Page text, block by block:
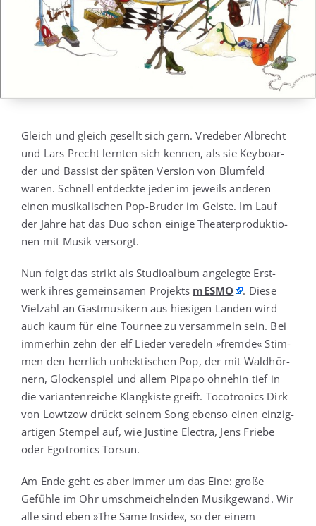
Gleich und gleich gesellt sich gern. Vre­de­ber Albrecht
und Lars Precht lern­ten sich ken­nen, als sie Key­boar­
der und Bas­sist der spä­ten Ver­si­on von Blum­feld
waren. Schnell ent­deck­te jeder im jeweils ande­ren
einen musi­ka­li­schen Pop-Bru­der im Geis­te. Im Lauf
der Jah­re hat das Duo schon eini­ge Thea­ter­pro­duk­tio­
nen mit Musik versorgt.
Nun folgt das strikt als Stu­dio­al­bum ange­leg­te Erst­
werk ihres gemein­sa­men Pro­jekts mES­MO
. Die­se
Viel­zahl an Gast­mu­si­kern aus hie­si­gen Lan­den wird
auch kaum für eine Tour­nee zu ver­sam­meln sein. Bei
immer­hin zehn der elf Lie­der ver­edeln »frem­de« Stim­
men den herr­lich unhek­ti­schen Pop, der mit Wald­hör­
nern, Glo­cken­spiel und allem Pipa­po ohne­hin tief in
die vari­an­ten­rei­che Klang­kis­te greift. Toco­tro­nics Dirk
von Lowtzow drückt sei­nem Song eben­so einen ein­zig­
ar­ti­gen Stem­pel auf, wie Jus­ti­ne Elec­tra, Jens Frie­be
oder Ego­tro­nics Torsun.
Am Ende geht es aber immer um das Eine: gro­ße
Gefüh­le im Ohr umschmei­cheln­den Musik­ge­wand. Wir
alle sind eben »The Same Insi­de«, so der einem